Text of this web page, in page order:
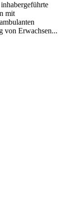
mit
von Erwachsen...